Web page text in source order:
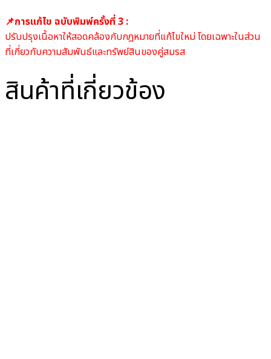
📌การแก้ไข ฉบับพิมพ์ครั้งที่ 3 :
ปรับปรุงเนื้อหาให้สอดคล้องกับกฎหมายที่แก้ไขใหม่ โดยเฉพาะในส่วน
ที่เกี่ยวกับความสัมพันธ์และทรัพย์สินของคู่สมรส
สินค้าที่เกี่ยวข้อง